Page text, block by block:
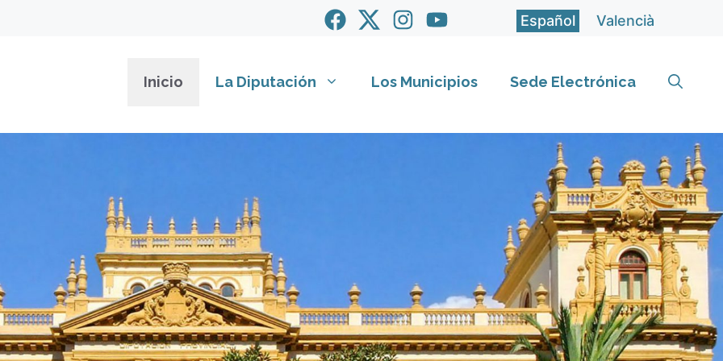
Español Valencià
Inicio La Diputación Los Municipios Sede Electrónica